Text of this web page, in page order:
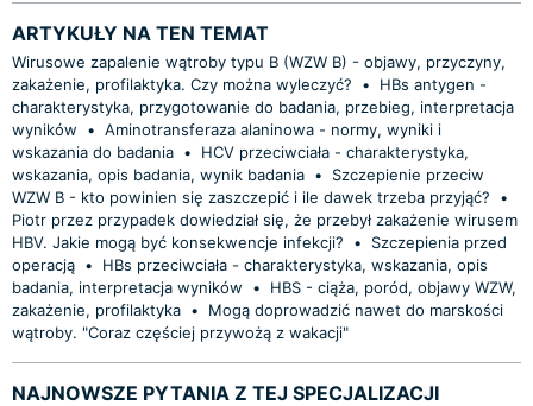
ARTYKUŁY NA TEN TEMAT
Wirusowe zapalenie wątroby typu B (WZW B) - objawy, przyczyny,
zakażenie, profilaktyka. Czy można wyleczyć?
•
HBs antygen -
charakterystyka, przygotowanie do badania, przebieg, interpretacja
wyników
• Aminotransferaza alaninowa - normy, wyniki i
wskazania do badania •
HCV przeciwciała - charakterystyka,
wskazania, opis badania, wynik badania •
Szczepienie przeciw
WZW B - kto powinien się zaszczepić i ile dawek trzeba przyjąć?
•
Piotr przez przypadek dowiedział się, że przebył zakażenie wirusem
HBV. Jakie mogą być konsekwencje infekcji?
•
Szczepienia przed
operacją •
HBs przeciwciała - charakterystyka, wskazania, opis
badania, interpretacja wyników
•
HBS - ciąża, poród, objawy WZW,
zakażenie, profilaktyka •
Mogą doprowadzić nawet do marskości
wątroby. "Coraz częściej przywożą z wakacji"
NAJNOWSZE PYTANIA Z TEJ SPECJALIZACJI